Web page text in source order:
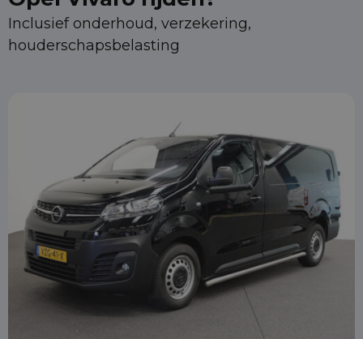
Inclusief onderhoud, verzekering,
houderschapsbelasting